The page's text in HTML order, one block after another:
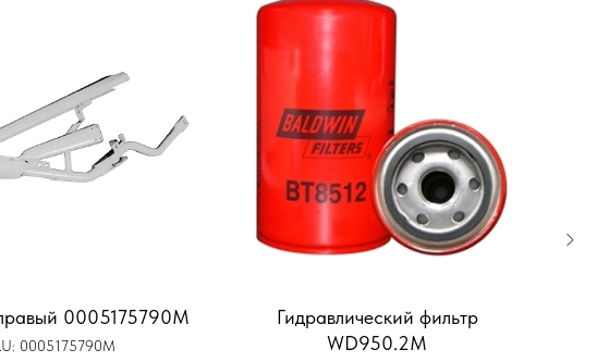
0005175790M
0005175790M
Гидравлический фильтр
WD950.2M